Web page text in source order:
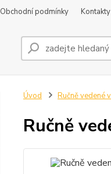
Obchodní podmínky Kontakty
Úvod Ručně vedené
Ručně